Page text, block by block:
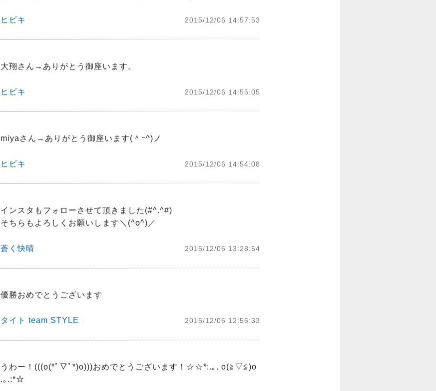
ヒビキ 2015/12/06 14:57:53
大翔さん→ありがとう御座います。
ヒビキ 2015/12/06 14:55:05
miyaさん→ありがとう御座います(＾ｰ^)ノ
ヒビキ 2015/12/06 14:54:08
インスタもフォローさせて頂きました(#^.^#)
そちらもよろしくお願いします＼(^o^)／
蒼く快晴 2015/12/06 13:28:54
優勝おめでとうございます
タイト team STYLE 2015/12/06 12:56:33
うわー！(((o(*ﾟ▽ﾟ*)o)))おめでとうございます！☆☆*:.｡. o(≧▽≦)o
.｡.:*☆